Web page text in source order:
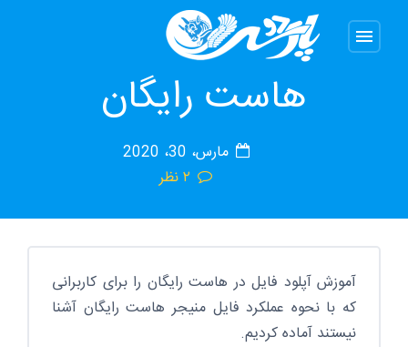
menuآموزش آپلود فایل در
هاست رایگان
مارس، 30، 2020
۲ نظر
آموزش آپلود فایل در هاست رایگان را برای کاربرانی
که با نحوه عملکرد فایل منیجر هاست رایگان آشنا
نیستند آماده کردیم.